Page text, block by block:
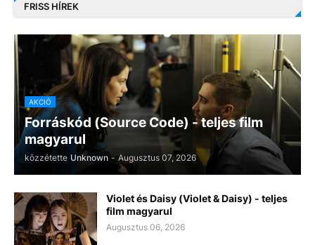
FRISS HÍREK
AKCIÓ
Forráskód (Source Code) - teljes film
magyarul
közzétette Unknown - Augusztus 07, 2026
Violet és Daisy (Violet & Daisy) - teljes
film magyarul
Augusztus 06, 2026